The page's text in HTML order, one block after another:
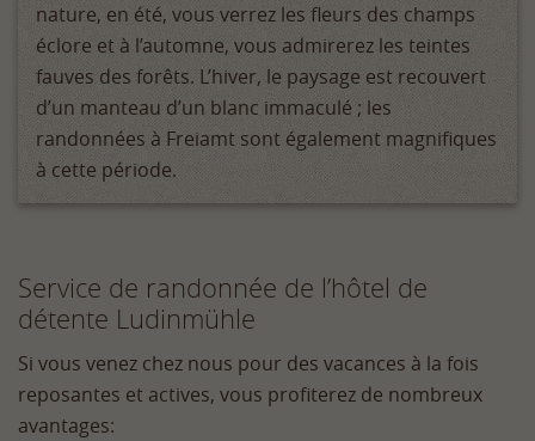
nature, en été, vous verrez les fleurs des champs
éclore et à l’automne, vous admirerez les teintes
fauves des forêts. L’hiver, le paysage est recouvert
d’un manteau d’un blanc immaculé ; les
randonnées à Freiamt sont également magnifiques
à cette période.
Service de randonnée de l’hôtel de
détente Ludinmühle
Si vous venez chez nous pour des vacances à la fois
reposantes et actives, vous profiterez de nombreux
avantages: